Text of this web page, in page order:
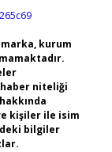
kurum
niteliği
kişiler ile isim
bilgiler